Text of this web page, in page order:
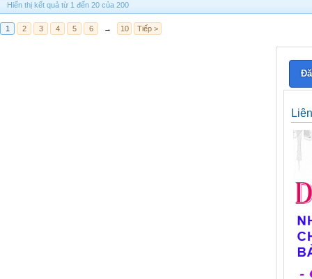
Hiển thị kết quả từ 1 đến 20 của 200
1 2 3 4 5 6 → 10 Tiếp >